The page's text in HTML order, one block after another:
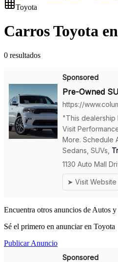
Toyota
Carros Toyota
0 resultados
Encuentra otros anuncios de Autos
Sé el primero en anunciar en Toyota
Publicar Anuncio